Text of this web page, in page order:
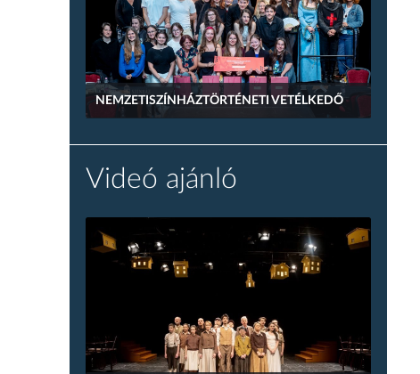
NEMZETISZÍNHÁZTÖRTÉNETI VETÉLKEDŐ
Videó ajánló